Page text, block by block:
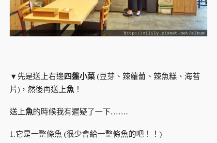
▼先是送上右邊 四盤小菜 (豆芽、辣蘿蔔、辣魚糕、海苔
片)，然後再送上魚 ！
送上魚的時候我有遲疑了一下…….
1.它是一整條魚 (很少會給一整條魚的吧！！)